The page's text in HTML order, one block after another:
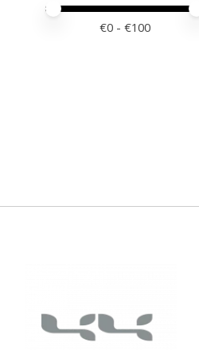
Minimale prijswaarde
Price maximum value
€0 - €100